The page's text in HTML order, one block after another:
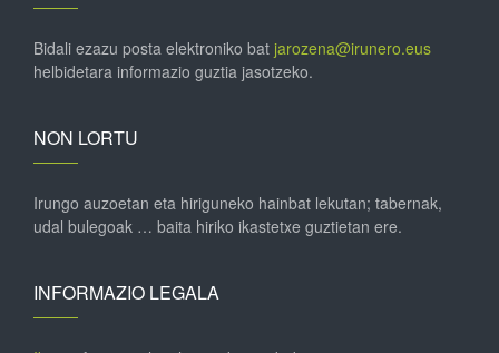
Bidali ezazu posta elektroniko bat jarozena@irunero.eus
helbidetara informazio guztia jasotzeko.
NON LORTU
Irungo auzoetan eta hiriguneko hainbat lekutan; tabernak,
udal bulegoak … baita hiriko ikastetxe guztietan ere.
INFORMAZIO LEGALA